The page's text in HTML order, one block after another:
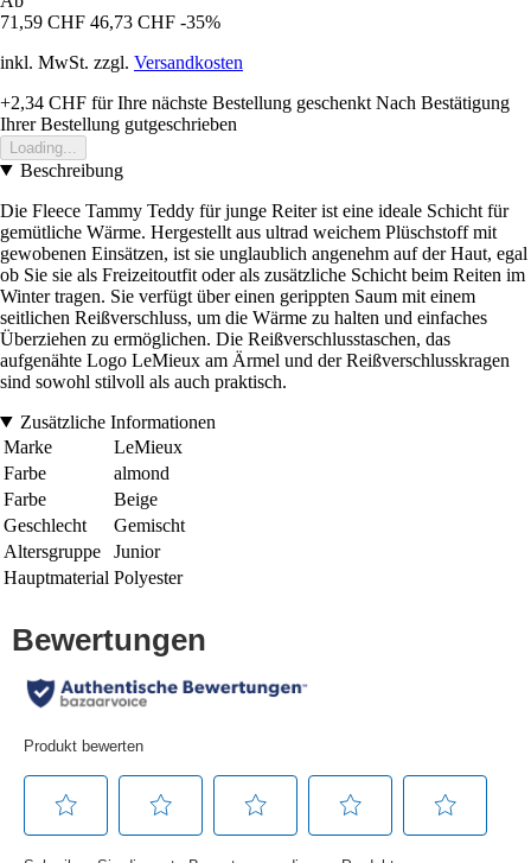
71,59 CHF 46,73 CHF -35%
inkl. MwSt. zzgl. Versandkosten
+2,34 CHF für Ihre nächste Bestellung geschenkt Nach Bestätigung
Ihrer Bestellung gutgeschrieben
Loading...
Beschreibung
Die Fleece Tammy Teddy für junge Reiter ist eine ideale Schicht für
gemütliche Wärme. Hergestellt aus ultrad weichem Plüschstoff mit
gewobenen Einsätzen, ist sie unglaublich angenehm auf der Haut, egal
ob Sie sie als Freizeitoutfit oder als zusätzliche Schicht beim Reiten im
Winter tragen. Sie verfügt über einen gerippten Saum mit einem
seitlichen Reißverschluss, um die Wärme zu halten und einfaches
Überziehen zu ermöglichen. Die Reißverschlusstaschen, das
aufgenähte Logo LeMieux am Ärmel und der Reißverschlusskragen
sind sowohl stilvoll als auch praktisch.
Zusätzliche Informationen
Marke
LeMieux
Farbe
almond
Farbe
Beige
Geschlecht
Gemischt
Altersgruppe
Junior
Hauptmaterial Polyester